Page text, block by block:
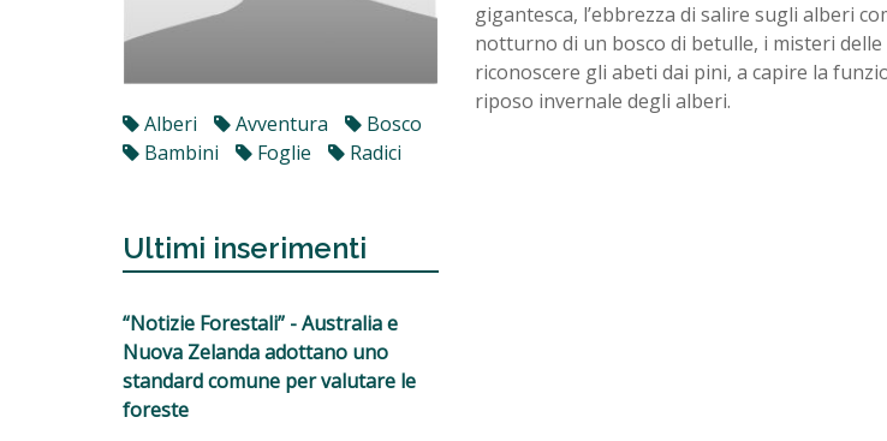
Alberi Avventura
Bosco
Bambini
Foglie Radici
Ultimi inserimenti
“Notizie Forestali” - Australia e
Nuova Zelanda adottano uno
standard comune per valutare le
foreste
gigantesca, l’ebbrezza di salire sugli alberi
notturno di un bosco di betulle, i misteri
riconoscere gli abeti dai pini, a capire la
riposo invernale degli alberi.